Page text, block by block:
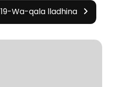
19-Wa-qala lladhina